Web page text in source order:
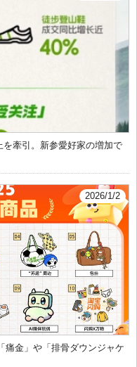
牽引。新参愛好家の増加で
2026/1/2
痛金」や「排骨ダウンジャケ